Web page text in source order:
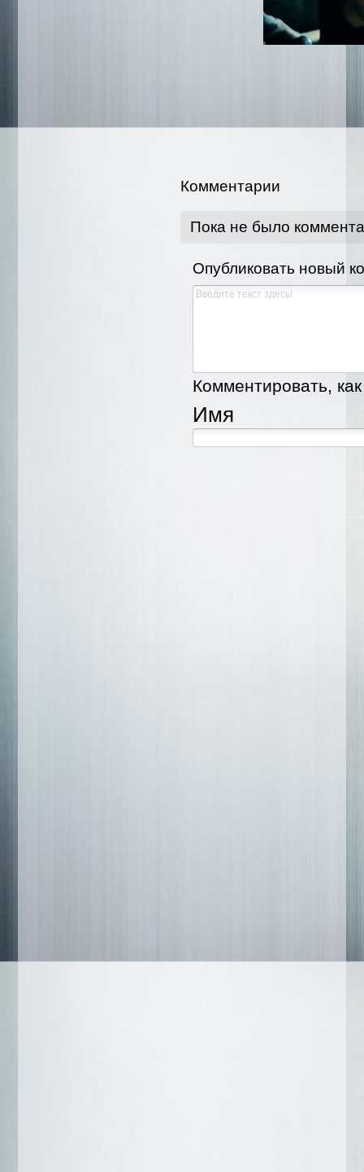
Комментарии
Пока не было
Опубликовать новый
Комментировать,
Имя